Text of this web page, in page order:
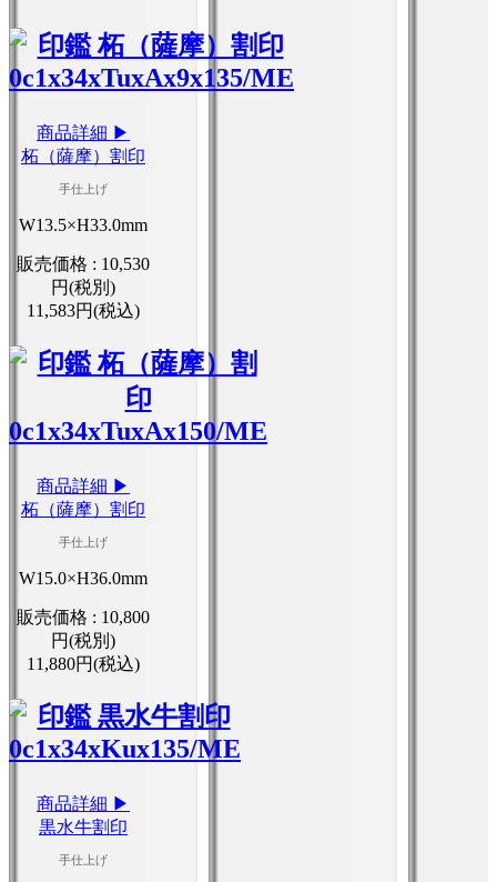
商品詳細 ▶
柘（薩摩）割印
手仕上げ
W13.5×H33.0mm
販売価格 : 10,530
円(税別)
11,583円(税込)
商品詳細 ▶
柘（薩摩）割印
手仕上げ
W15.0×H36.0mm
販売価格 : 10,800
円(税別)
11,880円(税込)
商品詳細 ▶
黒水牛割印
手仕上げ